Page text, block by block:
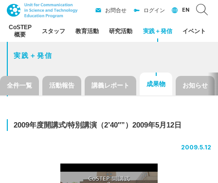
CoSTEP
概要
スタッフ 教育活動 研究活動 実践＋発信 イベント
お問合せ ログイン EN
実践＋発信
全件一覧 活動報告 講義レポート 成果物 お知らせ
2009年度開講式/特別講演 （2’40″”） 2009年5月 12 日
2009.5.12